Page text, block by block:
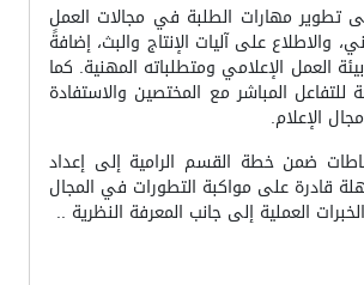
تطوير مهارات الطلبة في مجالات العمل
والاطلاع على آليات الإنتاج والبث، إضافةً
العمل الإعلامي ومتطلباته المهنية. كما
للتفاعل المباشر مع المختصين والاستفادة
الإعلام.
ضمن خطة القسم الرامية إلى إعداد
قادرة على مواكبة التطورات في المجال
العملية إلى جانب المعرفة النظرية ..